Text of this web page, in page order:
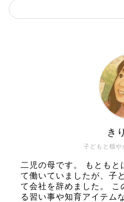
子どもと穏や
き
二児の母です。 もともと
て働いていましたが、子
て会社を辞めました。 こ
る習い事や知育アイテム